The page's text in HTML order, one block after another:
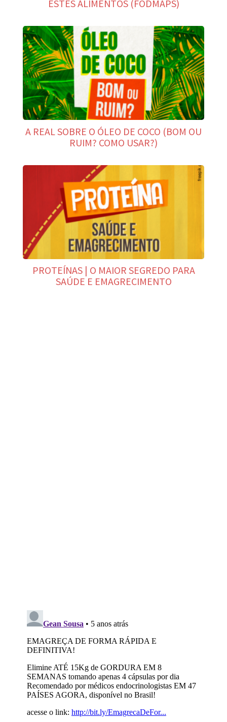
ESTES ALIMENTOS (FODMAPS)
A REAL SOBRE O ÓLEO DE COCO (BOM OU
RUIM? COMO USAR?)
PROTEÍNAS | O MAIOR SEGREDO PARA
SAÚDE E EMAGRECIMENTO